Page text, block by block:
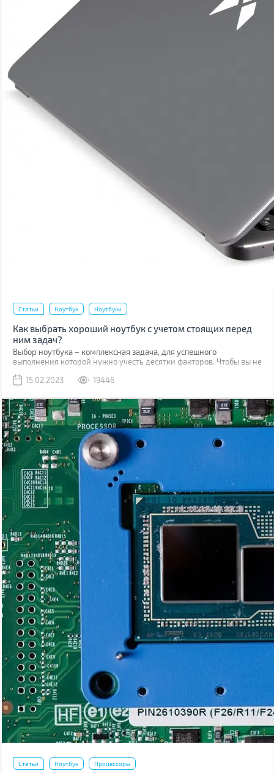
Статьи Ноутбук Ноутбуки
Как выбрать хороший ноутбук с учетом стоящих перед
ним задач?
Выбор ноутбука – комплексная задача, для успешного
выполнения которой нужно учесть десятки факторов. Чтобы вы не
котором расшифровали значение параметров, и дали
Воспользовавшись нашим руководством, вы сможете выбрать
ноутбук для учебы, офисной работы, гейминга, проектирования и
других задач.
15.02.2023 19446
Статьи Ноутбук Процессоры